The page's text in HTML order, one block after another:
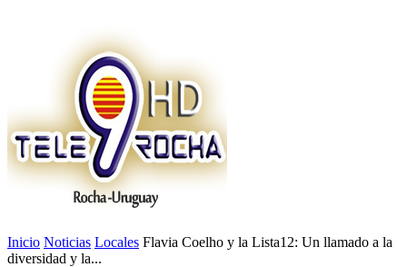
Inicio Noticias Locales Flavia Coelho y la Lista12: Un llamado a la
diversidad y la...